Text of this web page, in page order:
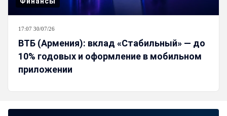
17:07 30/07/26
ВТБ (Армения): вклад «Стабильный» — до
10% годовых и оформление в мобильном
приложении